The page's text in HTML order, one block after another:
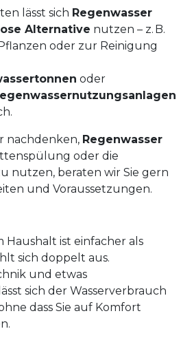
lässt sich Regenwasser
Alternative nutzen – z. B.
oder zur Reinigung
oder
nachdenken, Regenwasser
oder die
nutzen, beraten wir Sie gern
und Voraussetzungen.
Haushalt ist einfacher als
sich doppelt aus.
und etwas
sich der Wasserverbrauch
dass Sie auf Komfort